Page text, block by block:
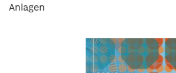
Anlagen